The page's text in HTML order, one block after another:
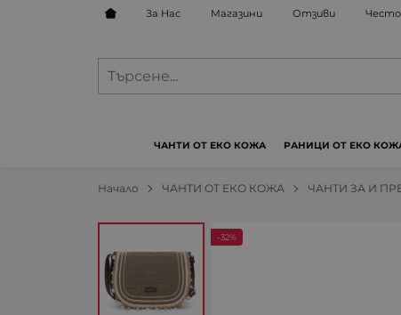
За Нас Магазини Отзиви Често
ЧАНТИ ОТ ЕКО КОЖА РАНИЦИ ОТ ЕКО
Начало ЧАНТИ ОТ ЕКО КОЖА ЧАНТИ ЗА И
-32%